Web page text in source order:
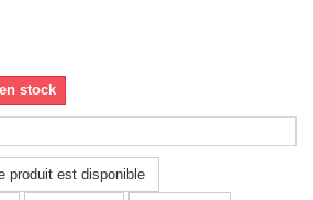
stock
produit est disponible